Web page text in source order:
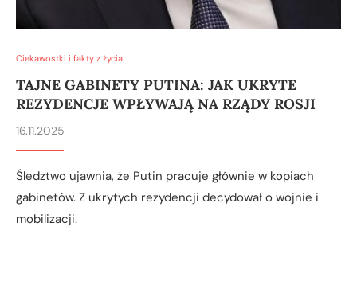
Ciekawostki i fakty z życia
TAJNE GABINETY PUTINA: JAK UKRYTE
REZYDENCJE WPŁYWAJĄ NA RZĄDY ROSJI
16.11.2025
Śledztwo ujawnia, że Putin pracuje głównie w kopiach
gabinetów. Z ukrytych rezydencji decydował o wojnie i
mobilizacji.